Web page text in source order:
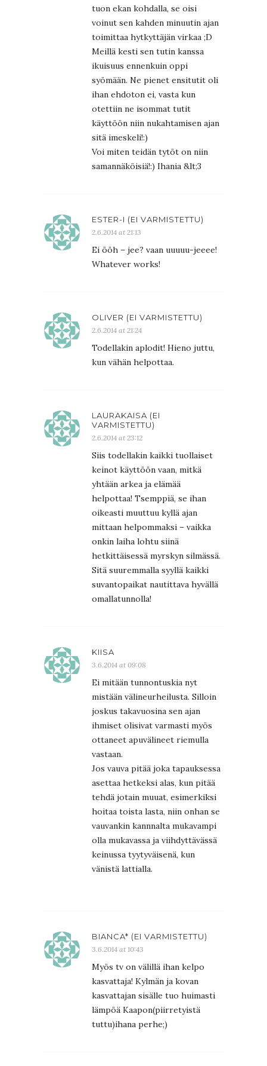
tuon ekan kohdalla, se oisi
voinut sen kahden minuutin ajan
toimittaa hytkyttäjän virkaa ;D
Meillä kesti sen tutin kanssa
ikuisuus ennenkuin oppi
syömään. Ne pienet ensitutit oli
ihan ehdoton ei, vasta kun
otettiin ne isommat tutit
käyttöön niin nukahtamisen ajan
sitä imeskeli!:)
Voi miten teidän tytöt on niin
samannäköisiä!:) Ihania &lt;3
ESTER-I (EI VARMISTETTU)
2.6.2014 at 21:13
Ei ööh – jee? vaan uuuuu-jeeee!
Whatever works!
OLIVER (EI VARMISTETTU)
2.6.2014 at 21:24
Todellakin aplodit! Hieno juttu,
kun vähän helpottaa.
LAURAKAISA (EI
VARMISTETTU)
2.6.2014 at 23:12
Siis todellakin kaikki tuollaiset
keinot käyttöön vaan, mitkä
yhtään arkea ja elämää
helpottaa! Tsemppiä, se ihan
oikeasti muuttuu kyllä ajan
mittaan helpommaksi – vaikka
onkin laiha lohtu siinä
hetkittäisessä myrskyn silmässä.
Sitä suuremmalla syyllä kaikki
suvantopaikat nautittava hyvällä
omallatunnolla!
KIISA
3.6.2014 at 09:08
Ei mitään tunnontuskia nyt
mistään välineurheilusta. Silloin
joskus takavuosina sen ajan
ihmiset olisivat varmasti myös
ottaneet apuvälineet riemulla
vastaan.
Jos vauva pitää joka tapauksessa
asettaa hetkeksi alas, kun pitää
tehdä jotain muuat, esimerkiksi
hoitaa toista lasta, niin onhan se
vauvankin kannnalta mukavampi
olla mukavassa ja viihdyttävässä
keinussa tyytyväisenä, kun
vänistä lattialla.
BIANCA* (EI VARMISTETTU)
3.6.2014 at 10:43
Myös tv on välillä ihan kelpo
kasvattaja! Kylmän ja kovan
kasvattajan sisälle tuo huimasti
lämpöä Kaapon(piirretyistä
tuttu)ihana perhe;)